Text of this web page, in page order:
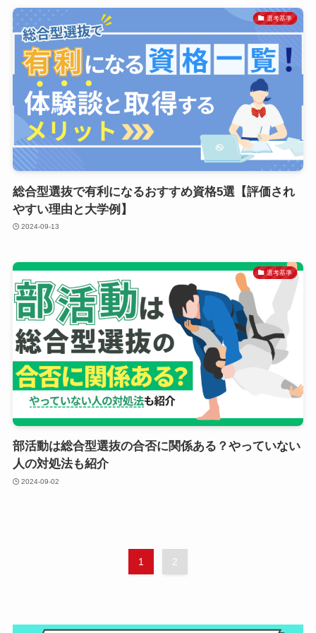
選考基準
総合型選抜で有利になるおすすめ資格5選【評価され
やすい理由と大学例】
2024-09-13
選考基準
部活動は総合型選抜の合否に関係ある？やっていない
人の対処法も紹介
2024-09-02
1 2